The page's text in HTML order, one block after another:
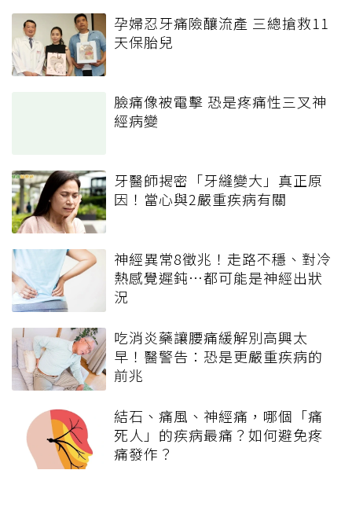
孕婦忍牙痛險釀流產 三總搶救11
天保胎兒
臉痛像被電擊 恐是疼痛性三叉神
經病變
牙醫師揭密「牙縫變大」真正原
因！當心與2嚴重疾病有關
神經異常8徵兆！走路不穩、對冷
熱感覺遲鈍…都可能是神經出狀
況
吃消炎藥讓腰痛緩解別高興太
早！醫警告：恐是更嚴重疾病的
前兆
結石、痛風、神經痛，哪個「痛
死人」的疾病最痛？如何避免疼
痛發作？